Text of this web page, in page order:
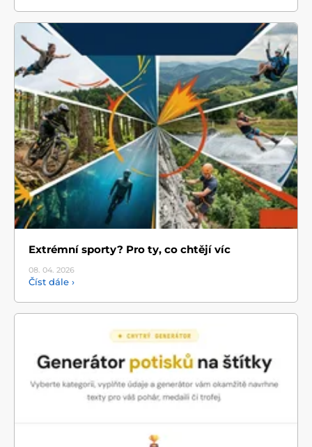
Extrémní sporty? Pro ty, co chtějí víc
08. 04. 2026
Číst dále ›